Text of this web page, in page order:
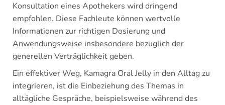
Konsultation eines Apothekers wird dringend
empfohlen. Diese Fachleute können wertvolle
Informationen zur richtigen Dosierung und
Anwendungsweise insbesondere bezüglich der
generellen Verträglichkeit geben.
Ein effektiver Weg, Kamagra Oral Jelly in den Alltag zu
integrieren, ist die Einbeziehung des Themas in
alltägliche Gespräche, beispielsweise während des